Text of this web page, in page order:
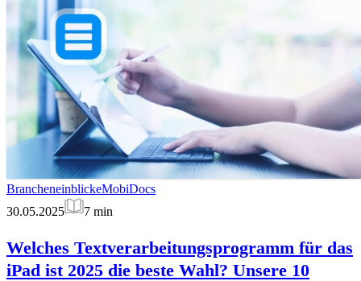
BrancheneinblickeMobiDocs
30.05.2025
7 min
Welches Textverarbeitungsprogramm für das
iPad ist 2025 die beste Wahl? Unsere 10